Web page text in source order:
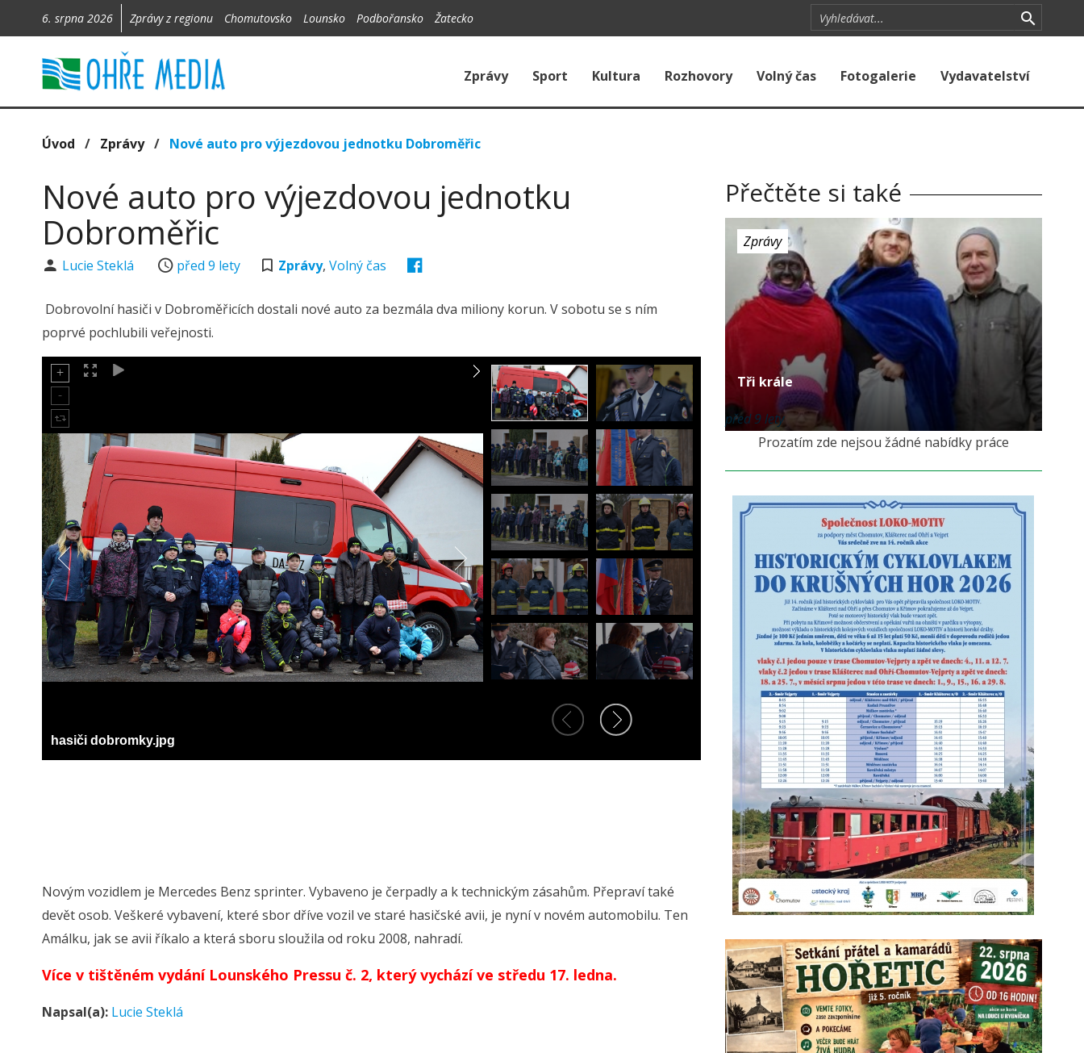
6. srpna 2026 Zprávy z regionu Chomutovsko Lounsko Podbořansko Žatecko
Zprávy Sport Kultura Rozhovory Volný čas Fotogalerie Vydavatelství
Úvod / Zprávy/ Nové auto pro výjezdovou jednotku Dobroměřic
Nové auto pro výjezdovou jednotku
Dobroměřic
Lucie Steklá před 9 lety Zprávy,Volný čas
Dobrovolní hasiči v Dobroměřicích dostali nové auto za bezmála dva miliony korun. V sobotu se s ním
poprvé pochlubili veřejnosti.
hasiči dobromky.jpg
Novým vozidlem je Mercedes Benz sprinter. Vybaveno je čerpadly a k technickým zásahům. Přepraví také
devět osob. Veškeré vybavení, které sbor dříve vozil ve staré hasičské avii, je nyní v novém automobilu. Ten
Amálku, jak se avii říkalo a která sboru sloužila od roku 2008, nahradí.
Více v tištěném vydání Lounského Pressu č. 2, který vychází ve středu 17. ledna.
Napsal(a): Lucie Steklá
Přečtěte si také
Zprávy
Tři krále
před 9 lety
Prozatím zde nejsou žádné nabídky práce